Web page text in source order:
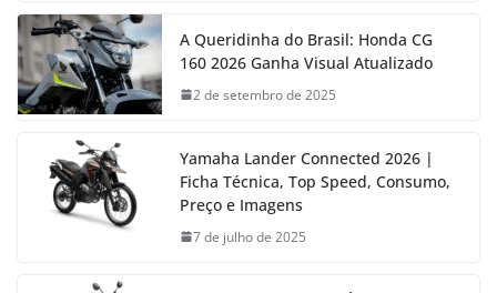
A Queridinha do Brasil: Honda CG
160 2026 Ganha Visual Atualizado
2 de setembro de 2025
Yamaha Lander Connected 2026 |
Ficha Técnica, Top Speed, Consumo,
Preço e Imagens
7 de julho de 2025